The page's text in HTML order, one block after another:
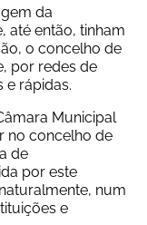
da
até então, tinham
o concelho de
por redes de
e rápidas.
Municipal
no concelho de
de
por este
num
e